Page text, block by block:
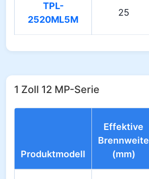
TPL-
2520ML5M
25
1 Zoll 12 MP-Serie
Produktmodell
Effektive
Brennweite
(mm)